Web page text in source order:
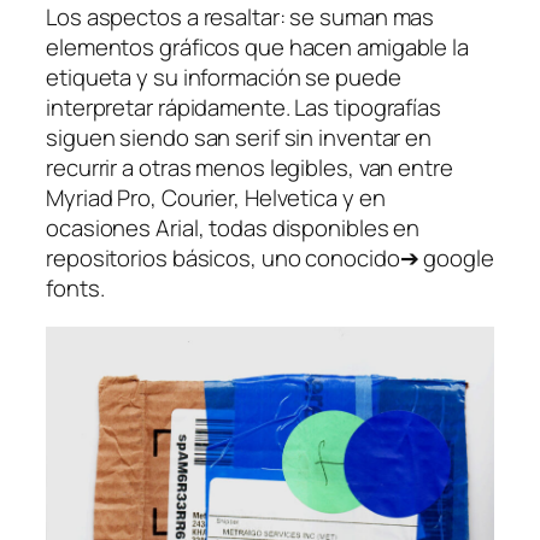
Los aspectos a resaltar: se suman mas
elementos gráficos que hacen amigable la
etiqueta y su información se puede
interpretar rápidamente. Las tipografías
siguen siendo san serif sin inventar en
recurrir a otras menos legibles, van entre
Myriad Pro, Courier, Helvetica y en
ocasiones Arial, todas disponibles en
repositorios básicos, uno conocido➔ google
fonts.